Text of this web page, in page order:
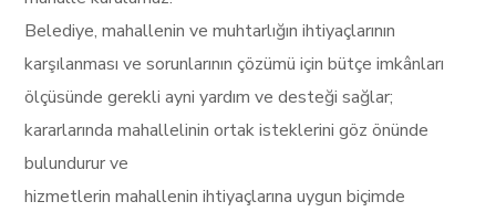
Belediye, mahallenin ve muhtarlığın ihtiyaçlarının
karşılanması ve sorunlarının çözümü için bütçe imkânları
ölçüsünde gerekli ayni yardım ve desteği sağlar;
kararlarında mahallelinin ortak isteklerini göz önünde
bulundurur ve
hizmetlerin mahallenin ihtiyaçlarına uygun biçimde